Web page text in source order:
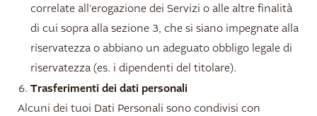
correlate all'erogazione dei Servizi o alle altre finalità
di cui sopra alla sezione 3, che si siano impegnate alla
riservatezza o abbiano un adeguato obbligo legale di
riservatezza (es. i dipendenti del titolare).
Trasferimenti dei dati personali
Alcuni dei tuoi Dati Personali sono condivisi con